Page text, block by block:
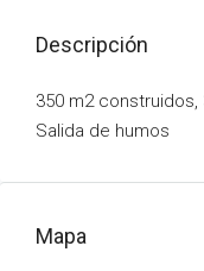
Descripción
350 m2 construidos,
Salida de humos
Mapa